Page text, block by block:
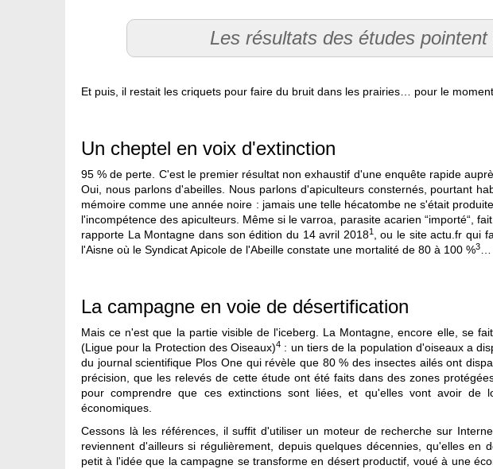
Les résultats des études
Et puis, il restait les criquets pour faire du bruit dans les prairies… pour le
Un cheptel en voix d'extinction
95 % de perte. C'est le premier résultat non exhaustif d'une enquête rapide
Oui, nous parlons d'abeilles. Nous parlons d'apiculteurs consternés, pourtant
mémoire comme une année noire : jamais une telle hécatombe ne s'était
l'incompétence des apiculteurs. Même si le varroa, parasite acarien “importé“,
rapporte La Montagne dans son édition du 14 avril 20181, ou le site actu.fr qui
l'Aisne où le Syndicat Apicole de l'Abeille constate une mortalité de 80 à 100 %3…
La campagne en voie de désertification
Mais ce n'est que la partie visible de l'iceberg. La Montagne, encore elle, se
(Ligue pour la Protection des Oiseaux)4 : un tiers de la population d'oiseaux a
du journal scientifique Plos One qui révèle que 80 % des insectes ailés ont
précision, que les relevés de cette étude ont été faits dans des zones
pour comprendre que ces extinctions sont liées, et qu'elles vont avoir de
économiques.
Cessons là les références, il suffit d'utiliser un moteur de recherche sur
reviennent d'ailleurs si régulièrement, depuis quelques décennies, qu'elles en
petit à l'idée que la campagne se transforme en désert productif, voué à une